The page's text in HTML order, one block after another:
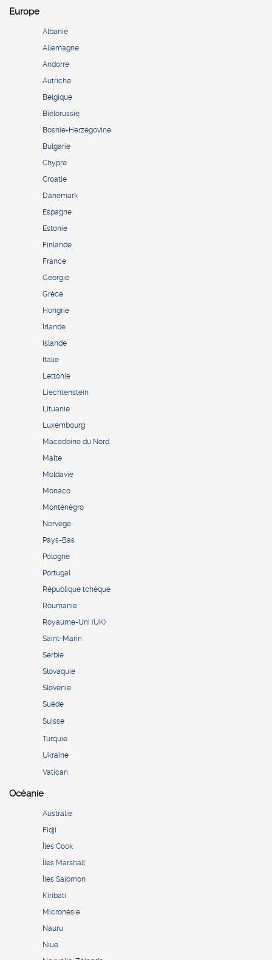
Europe
Albanie
Allemagne
Andorre
Autriche
Belgique
Biélorussie
Bosnie-Herzégovine
Bulgarie
Chypre
Croatie
Danemark
Espagne
Estonie
Finlande
France
Géorgie
Grèce
Hongrie
Irlande
Islande
Italie
Lettonie
Liechtenstein
Lituanie
Luxembourg
Macédoine du Nord
Malte
Moldavie
Monaco
Monténégro
Norvège
Pays-Bas
Pologne
Portugal
République tchèque
Roumanie
Royaume-Uni (UK)
Saint-Marin
Serbie
Slovaquie
Slovénie
Suède
Suisse
Turquie
Ukraine
Vatican
Océanie
Australie
Fidji
Îles Cook
Îles Marshall
Îles Salomon
Kiribati
Micronésie
Nauru
Niue